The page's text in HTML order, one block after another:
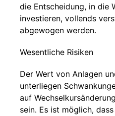
die Entscheidung, in die
investieren, vollends
abgewogen werden.
Wesentliche Risiken
Der Wert von Anlagen
unterliegen
auf
sein. Es ist möglich,